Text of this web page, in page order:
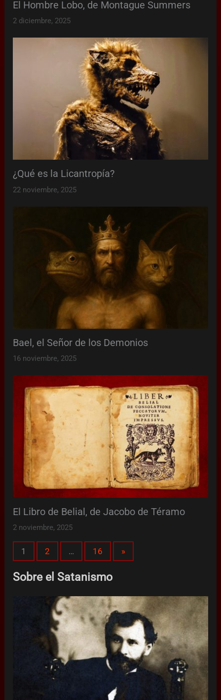
El Hombre Lobo, de Montague Summers
2 diciembre, 2025
¿Qué es la Licantropía?
22 noviembre, 2025
Bael, el Señor de los Demonios
16 noviembre, 2025
El Libro de Belial, de Jacobo de Téramo
2 noviembre, 2025
Page:
1 2 … 16 Next
»
Sobre el Satanismo